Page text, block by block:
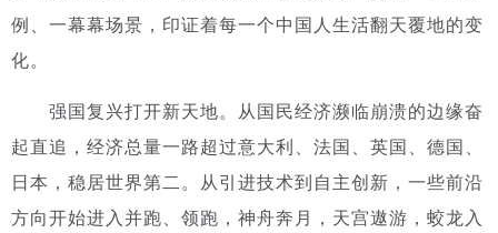
例、一幕幕场景，印证着每一个中国人生活翻天覆地的变
化。
强国复兴打开新天地。从国民经济濒临崩溃的边缘奋
起直追，经济总量一路超过意大利、法国、英国、德国、
日本，稳居世界第二。从引进技术到自主创新，一些前沿
方向开始进入并跑、领跑，神舟奔月，天宫遨游，蛟龙入